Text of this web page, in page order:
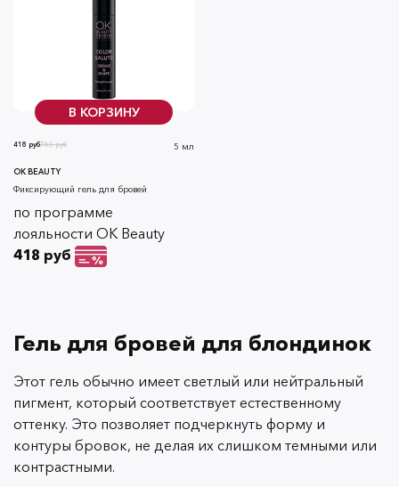
В КОРЗИНУ
760 руб
418 руб 5 мл
OK BEAUTY
Фиксирующий гель для бровей
по программе
лояльности OK Beauty
418 руб
Гель для бровей для блондинок
Этот гель обычно имеет светлый или нейтральный
пигмент, который соответствует естественному
оттенку. Это позволяет подчеркнуть форму и
контуры бровок, не делая их слишком темными или
контрастными.